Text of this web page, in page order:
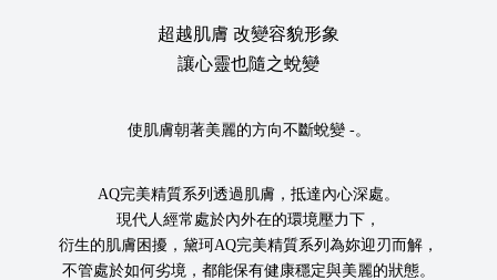
超越肌膚 改變容貌形象
讓心靈也隨之蛻變
使肌膚朝著美麗的方向不斷蛻變 -。
AQ完美精質系列透過肌膚，抵達內心深處。
現代人經常處於內外在的環境壓力下，
衍生的肌膚困擾，黛珂AQ完美精質系列為妳迎刃而解，
不管處於如何劣境，都能保有健康穩定與美麗的狀態。